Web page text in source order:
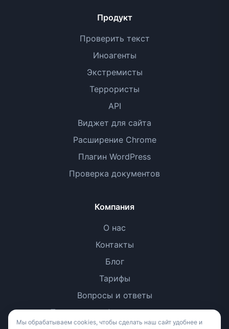
Продукт
Проверить текст
Иноагенты
Экстремисты
Террористы
API
Виджет для сайта
Расширение Chrome
Плагин WordPress
Проверка документов
Компания
О нас
Контакты
Блог
Тарифы
Вопросы и ответы
Политика конфиденциальности
Мы обрабатываем cookies, чтобы сделать наш сайт удобнее и